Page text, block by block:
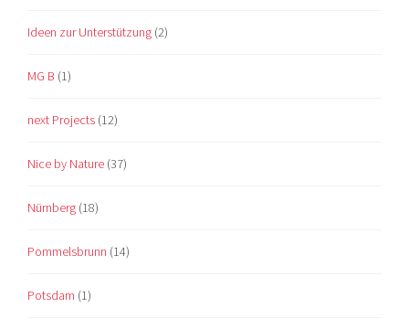
Ideen zur Unterstützung (2)
MG B (1)
next Projects (12)
Nice by Nature (37)
Nürnberg (18)
Pommelsbrunn (14)
Potsdam (1)